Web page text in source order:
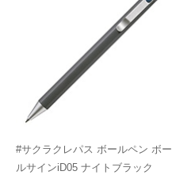
#サクラクレパス ボールペン ボー
ルサインiD05 ナイトブラック